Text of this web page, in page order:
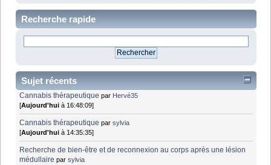
Recherche rapide
Sujet récents
Cannabis thérapeutique par Hervé35
[Aujourd'hui à 16:48:09]
Cannabis thérapeutique parsylvia
[Aujourd'hui à 14:35:35]
Recherche de bien-être et de reconnexion au corps après une lésion
médullaire parsylvia